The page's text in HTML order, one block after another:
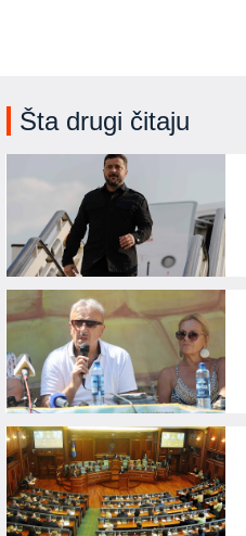
Šta drugi čitaju